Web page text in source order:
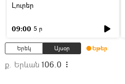
Լուրեր
09:00 5 ր
Երեկ Այսօր Եթեր
ք. Երևան 106.0